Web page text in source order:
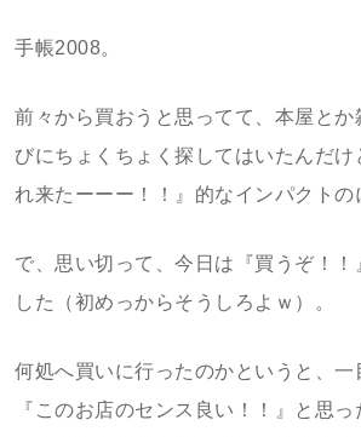
手帳2008。
前々から買おうと思ってて、本屋とか
びにちょくちょく探してはいたんだけ
れ来たーーー！！』的なインパクトの
で、思い切って、今日は『買うぞ！！
した（初めっからそうしろよｗ）。
何処へ買いに行ったのかというと、一
『このお店のセンス良い！！』と思